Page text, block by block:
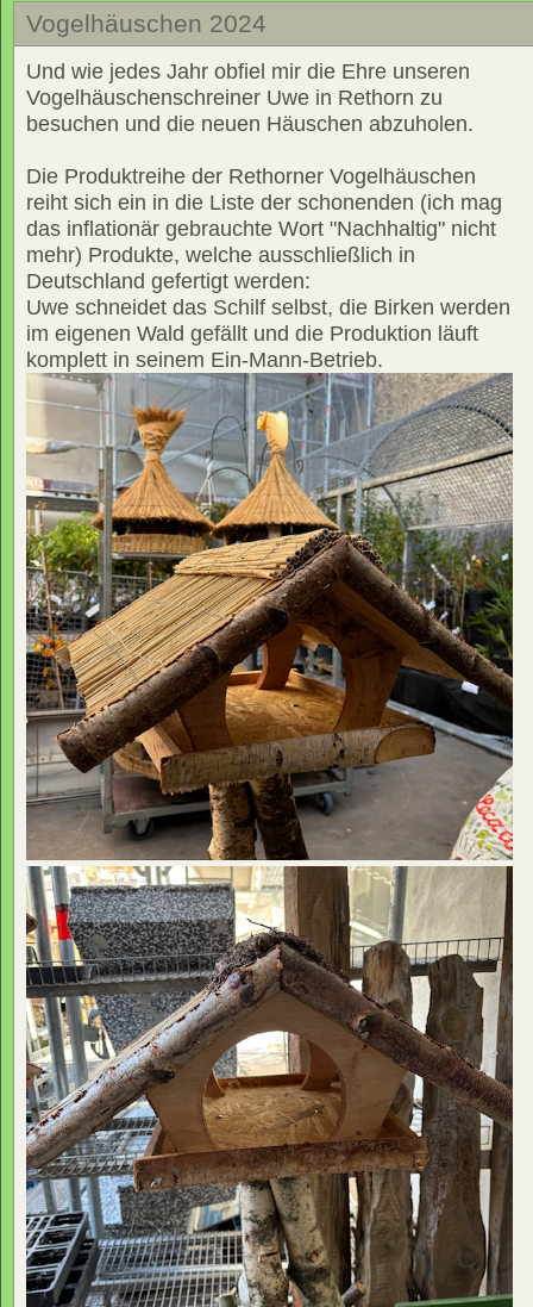
Vogelhäuschen 2024
Und wie jedes Jahr obfiel mir die Ehre unseren
Vogelhäuschenschreiner Uwe in Rethorn zu
besuchen und die neuen Häuschen abzuholen.
Die Produktreihe der Rethorner Vogelhäuschen
reiht sich ein in die Liste der schonenden (ich mag
das inflationär gebrauchte Wort "Nachhaltig" nicht
mehr) Produkte, welche ausschließlich in
Deutschland gefertigt werden:
Uwe schneidet das Schilf selbst, die Birken werden
im eigenen Wald gefällt und die Produktion läuft
komplett in seinem Ein-Mann-Betrieb.